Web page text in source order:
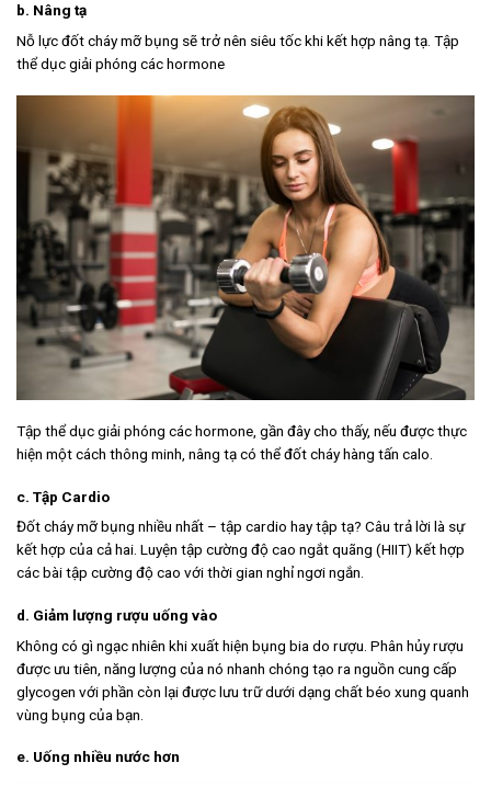
b. Nâng tạ
Nỗ lực đốt cháy mỡ bụng sẽ trở nên siêu tốc khi kết hợp nâng tạ. Tập
thể dục giải phóng các hormone
Tập thể dục giải phóng các hormone, gần đây cho thấy, nếu được thực
hiện một cách thông minh, nâng tạ có thể đốt cháy hàng tấn calo.
c. Tập Cardio
Đốt cháy mỡ bụng nhiều nhất – tập cardio hay tập tạ? Câu trả lời là sự
kết hợp của cả hai. Luyện tập cường độ cao ngắt quãng (HIIT) kết hợp
các bài tập cường độ cao với thời gian nghỉ ngơi ngắn.
d. Giảm lượng rượu uống vào
Không có gì ngạc nhiên khi xuất hiện bụng bia do rượu. Phân hủy rượu
được ưu tiên, năng lượng của nó nhanh chóng tạo ra nguồn cung cấp
glycogen với phần còn lại được lưu trữ dưới dạng chất béo xung quanh
vùng bụng của bạn.
e. Uống nhiều nước hơn